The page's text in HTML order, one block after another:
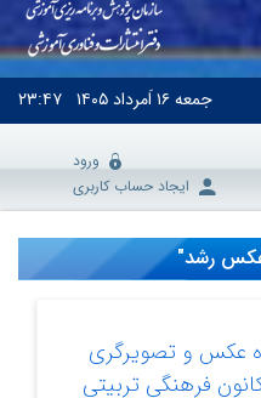
جمعه۱۶ اَمرداد ۱۴۰۵ ۲۳:۴۷
ورود
ایجاد حساب کاربری
عکس رشد"
عکس و تصویرگری
فرهنگی تربیتی